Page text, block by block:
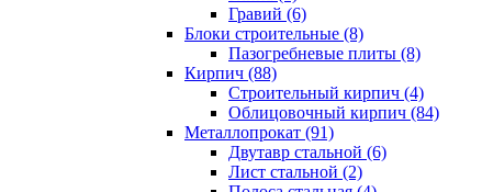
Гравий (6)
Блоки строительные (8)
Пазогребневые плиты (8)
Кирпич (88)
Строительный кирпич (4)
Облицовочный кирпич (84)
Металлопрокат (91)
Двутавр стальной (6)
Лист стальной (2)